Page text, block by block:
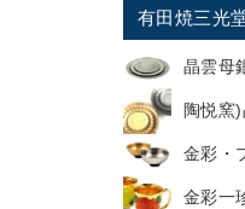
有田焼三光
晶雲母
陶悦窯
金彩・
金彩一